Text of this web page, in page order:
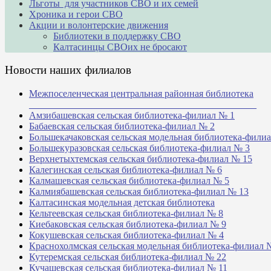
Льготы для участников СВО и их семей
Хроника и герои СВО
Акции и волонтерские движения
Библиотеки в поддержку СВО
Калтасинцы СВОих не бросают
Новости наших филиалов
Межпоселенческая центральная районная библиотека
Амзибашевская сельская библиотека-филиал № 1
Бабаевская сельская библиотека-филиал № 2
Большекачаковская сельская модельная библиотека-
Большекуразовская сельская библиотека-филиал № 3
Верхнетыхтемская сельская библиотека-филиал № 15
Калегинская сельская библиотека-филиал № 6
Калмашевская сельская библиотека-филиал № 5
Калмиябашевская сельская библиотека-филиал № 13
Калтасинская модельная детская библиотека
Кельтеевская сельская библиотека-филиал № 8
Киебаковская сельская библиотека-филиал № 9
Кокушевская сельская библиотека-филиал № 4
Краснохолмская сельская модельная библиотека-филиал
Кутеремская сельская библиотека-филиал № 22
Кучашевская сельская библиотека-филиал № 11